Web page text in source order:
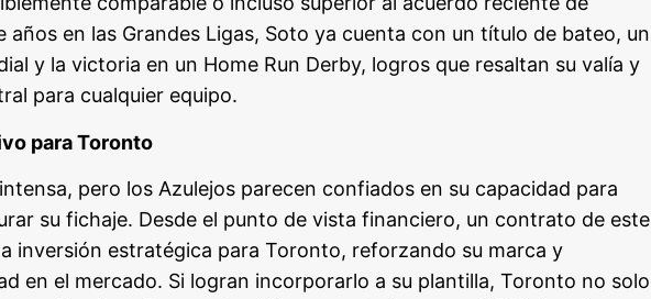
años en las Grandes Ligas, Soto ya cuenta con un título de bateo, un
y la victoria en un Home Run Derby, logros que resaltan su valía y
para cualquier equipo.
para Toronto
pero los Azulejos parecen confiados en su capacidad para
su fichaje. Desde el punto de vista financiero, un contrato de este
inversión estratégica para Toronto, reforzando su marca y
en el mercado. Si logran incorporarlo a su plantilla, Toronto no solo